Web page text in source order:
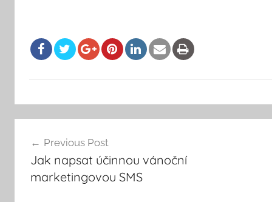
Navigácia
Previous Post
Jak napsat účinnou vánoční
marketingovou SMS